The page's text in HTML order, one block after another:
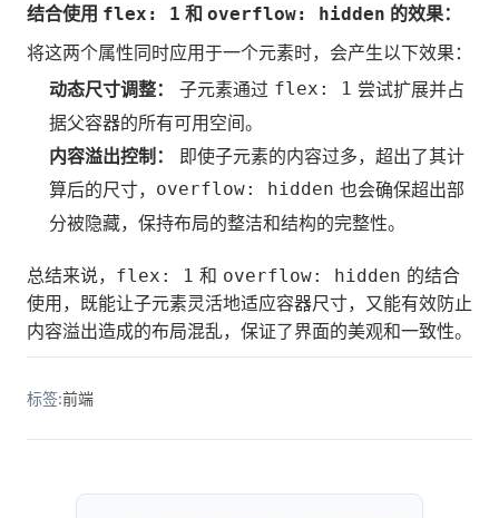
结合使用 flex: 1 和 overflow: hidden 的效果：
将这两个属性同时应用于一个元素时，会产生以下效果：
动态尺寸调整：
子元素通过 flex: 1 尝试扩展并占
据父容器的所有可用空间。
内容溢出控制：
即使子元素的内容过多，超出了其计
算后的尺寸， overflow: hidden 也会确保超出部
分被隐藏，保持布局的整洁和结构的完整性。
总结来说， flex: 1 和 overflow: hidden 的结合
使用，既能让子元素灵活地适应容器尺寸，又能有效防止
内容溢出造成的布局混乱，保证了界面的美观和一致性。
标签:前端